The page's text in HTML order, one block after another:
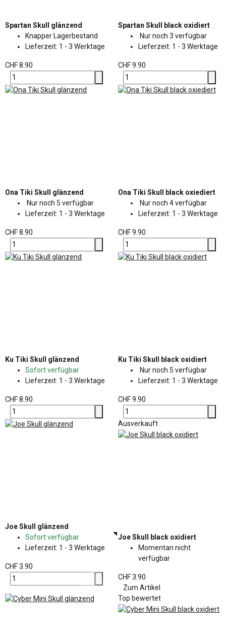
Spartan Skull glänzend
Knapper Lagerbestand
Lieferzeit: 1 - 3 Werktage
CHF 8.90
Spartan Skull black oxidiert
Nur noch 3 verfügbar
Lieferzeit: 1 - 3 Werktage
CHF 9.90
Ona Tiki Skull glänzend
Nur noch 5 verfügbar
Lieferzeit: 1 - 3 Werktage
CHF 8.90
Ona Tiki Skull black oxiediert
Nur noch 4 verfügbar
Lieferzeit: 1 - 3 Werktage
CHF 9.90
Ku Tiki Skull glänzend
Sofort verfügbar
Lieferzeit: 1 - 3 Werktage
CHF 8.90
Ku Tiki Skull black oxidiert
Nur noch 5 verfügbar
Lieferzeit: 1 - 3 Werktage
CHF 9.90
Joe Skull glänzend
Sofort verfügbar
Lieferzeit: 1 - 3 Werktage
CHF 3.90
Ausverkauft
Joe Skull black oxidiert
Momentan nicht
verfügbar
CHF 3.90
Zum Artikel
Top bewertet